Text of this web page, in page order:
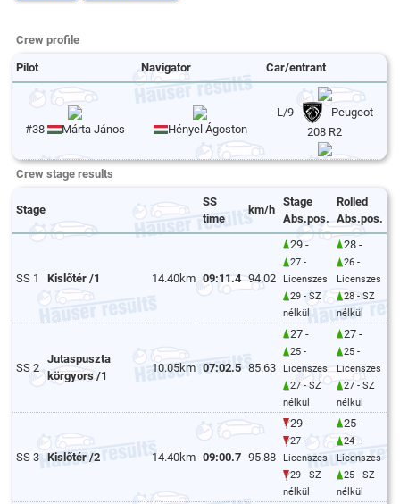
Crew profile
Pilot Navigator Car/entrant
#38 Márta János Hényel Ágoston
L/9
Peugeot
208 R2
Crew stage results
Stage
SS
time
km/h
Stage
Abs.pos.
Rolled
Abs.pos.
SS 1 Kislőtér /1 14.40km 09:11.4 94.02
29 -
27 -
Licenszes
29 - SZ
nélkül
28 -
26 -
Licenszes
28 - SZ
nélkül
SS 2
Jutaspuszta
körgyors /1
10.05km 07:02.5 85.63
27 -
25 -
Licenszes
27 - SZ
nélkül
27 -
25 -
Licenszes
27 - SZ
nélkül
SS 3 Kislőtér /2 14.40km 09:00.7 95.88
29 -
27 -
Licenszes
29 - SZ
nélkül
25 -
24 -
Licenszes
25 - SZ
nélkül